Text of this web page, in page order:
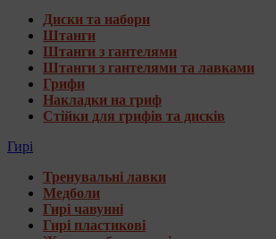
Диски та набори
Штанги
Штанги з гантелями
Штанги з гантелями та лавками
Грифи
Накладки на гриф
Стійки для грифів та дисків
Гирі
Тренувальні лавки
Медболи
Гирі чавунні
Гирі пластикові